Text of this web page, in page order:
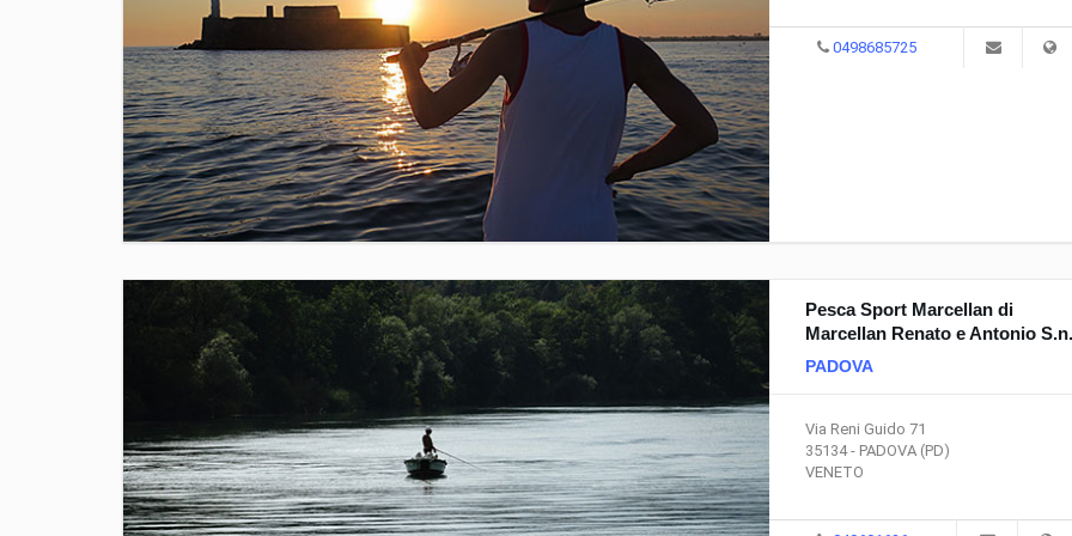
0498685725
Pesca Sport Marcellan di
Marcellan Renato e Antonio
PADOVA
Via Reni Guido 71
35134 - PADOVA (PD)
VENETO